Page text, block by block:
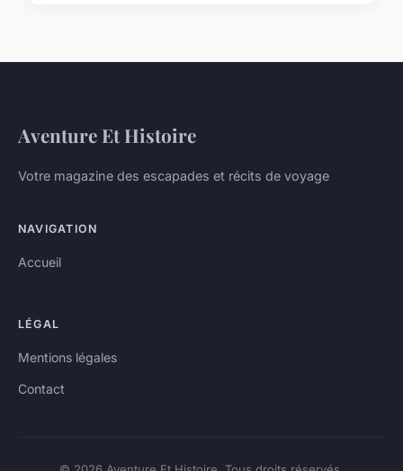
Aventure Et Histoire
Votre magazine des escapades et récits de voyage
NAVIGATION
Accueil
LÉGAL
Mentions légales
Contact